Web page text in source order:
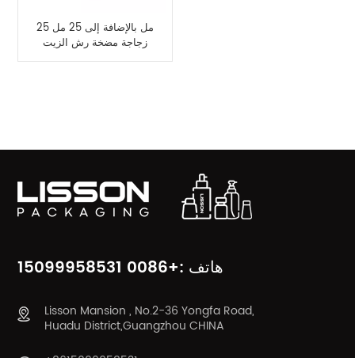
25 مل بالإضافة إلى 25 مل
زجاجة مضخة رش الزيت
العطري ذات الغرفة
هاتف :+0086 15099958531
Lisson Mansion , No.2-36 Yongfa Road,
Huadu District,Guangzhou CHINA